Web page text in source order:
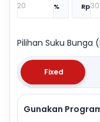
% Rp
Pilihan Suku Bunga
Fixed
Gunakan